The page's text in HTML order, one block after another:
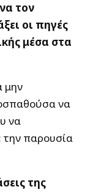
τον
οι πηγές
μέσα στα
μην
να
να
την παρουσία
της